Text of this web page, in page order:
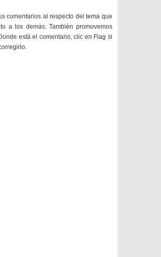
comentarios al respecto del tema que
a los demás. También promovemos
está el comentario, clic en Flag si